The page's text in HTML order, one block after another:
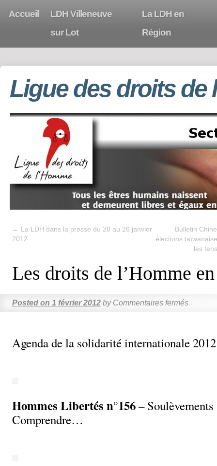
Accueil
LDH Villeneuve
sur Lot
La LDH en
Région
Ligue des droits de
← La LDH dans la presse du 20 au 26 janvier
2012
Bulletin
élections
les
Les droits de l’Homme
Posted on 1 février 2012 by Commentaires fermés
Agenda de la solidarité internationale 2012
Hommes Libertés n°156– Soulèvements
Comprendre…